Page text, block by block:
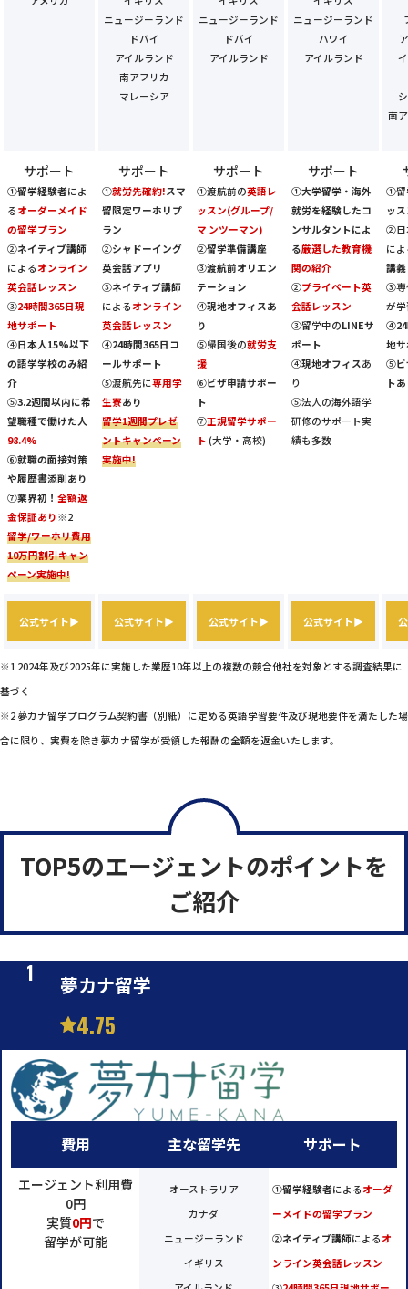
ニュージーランド
ドバイ
アイルランド
南アフリカ
マレーシア
ニュージーランド
ドバイ
アイルランド
ニュージーランド
ハワイ
アイルランド
南
サポート
①留学経験者によ
る オーダーメイド
の留学プラン
②ネイティブ講師
による オンライン
英会話レッスン
③24時間365日現
地サポート
④日本人15%以下
の語学学校のみ紹
介
⑤3.2週間以内に希
望職種で働けた人
98.4%
⑥就職の面接対策
や履歴書添削あり
⑦業界初！ 全額返
金保証あり ※2
留学/ワーホリ費用
10万円割引キャン
ペーン実施中!
サポート
①就労先確約!スマ
留限定ワーホリプ
ラン
②シャドーイング
英会話アプリ
③ネイティブ講師
による オンライン
英会話レッスン
④24時間365日コ
ールサポート
⑤渡航先に専用学
生寮あり
留学1週間プレゼ
ントキャンペーン
実施中!
サポート
①渡航前の英語レ
ッスン(グループ/
マ ンツーマン)
②留学準備講座
③渡航前オリエン
テーション
④現地オフィスあ
り
⑤帰国後の就労支
援
⑥ビザ申請サポー
ト
⑦正規留学サポー
ト (大学・高校)
サポート
①大学留学・海外
就労を経験したコ
ンサルタントによ
る厳選した教育機
関の紹介
②プライベート英
会話レッスン
③留学中のLINEサ
ポート
④現地オフィスあ
り
⑤法人の海外語学
研修のサポート実
績も多数
①留
ッ
②日
に
講義
③専
が
④
地
⑤
ト
公式サイト▶ 公式サイト▶ 公式サイト▶ 公式サイト▶
※1 2024年及び2025年に実施した業歴10年以上の複数の競合他社を対象とする調査結果に
基づく
※2 夢カナ留学プログラム契約書（別紙）に定める英語学習要件及び現地要件を満たした場
合に限り、実費を除き夢カナ留学が受領した報酬の全額を返金いたします。
TOP5のエージェントのポイントを
ご紹介
夢カナ留学
4.75
費用
エージェント利用費
0円
実質0円で
留学が可能
主な留学先
オーストラリア
カナダ
ニュージーランド
イギリス
サポート
①留学経験者による オーダ
ーメイドの留学プラン
②ネイティブ講師による オ
ンライン英会話レッスン